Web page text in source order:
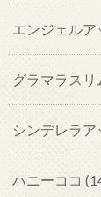
エンジェルア
グラマラス
シンデレラア
ハニーココ